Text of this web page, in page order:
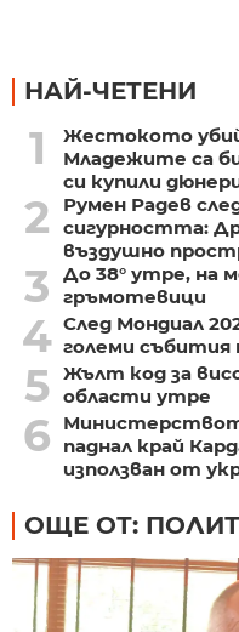
НАЙ-ЧЕТЕНИ
1
Жестокото
Младежите са
си купили
2
Румен Радев
сигурността:
въздушно
3
До 38° утре, на
гръмотевици
4 След Мондиал
големи събития
5 Жълт код за
области утре
6
паднал край
използван от
ОЩЕ ОТ: